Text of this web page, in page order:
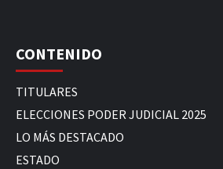
CONTENIDO
TITULARES
ELECCIONES PODER JUDICIAL 2025
LO MÁS DESTACADO
ESTADO